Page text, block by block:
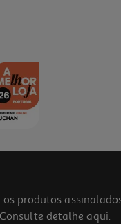
produtos
detalhe aqui.